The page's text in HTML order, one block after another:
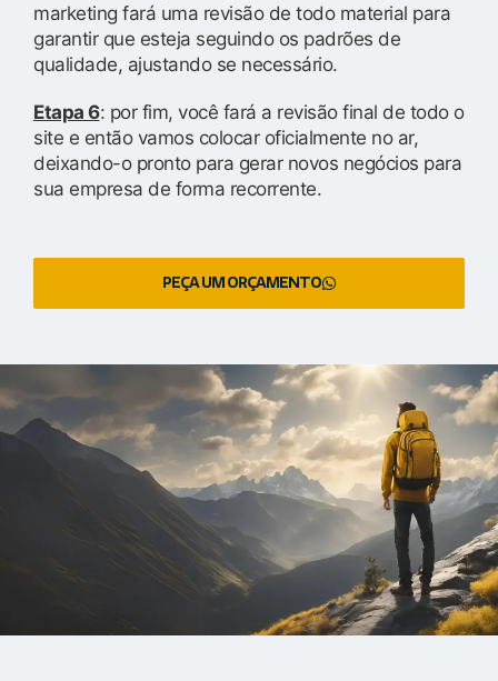
marketing fará uma revisão de todo material para
garantir que esteja seguindo os padrões de
qualidade, ajustando se necessário.
Etapa 6: por fim, você fará a revisão final de todo o
site e então vamos colocar oficialmente no ar,
deixando-o pronto para gerar novos negócios para
sua empresa de forma recorrente.
PEÇA UM ORÇAMENTO